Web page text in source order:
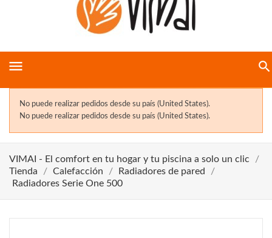
menu
No puede realizar pedidos desde su país (United States).
No puede realizar pedidos desde su país (United States).
VIMAI - El comfort en tu hogar y tu piscina a solo un clic
Tienda
Calefacción
Radiadores de pared
Radiadores Serie One 500